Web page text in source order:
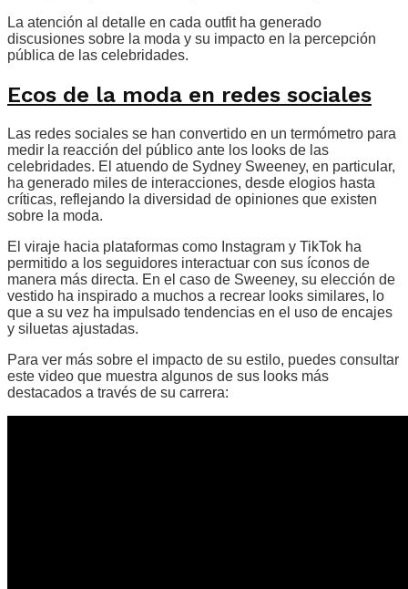
La atención al detalle en cada outfit ha generado
discusiones sobre la moda y su impacto en la percepción
pública de las celebridades.
Ecos de la moda en redes sociales
Las redes sociales se han convertido en un termómetro para
medir la reacción del público ante los looks de las
celebridades. El atuendo de Sydney Sweeney, en particular,
ha generado miles de interacciones, desde elogios hasta
críticas, reflejando la diversidad de opiniones que existen
sobre la moda.
El viraje hacia plataformas como Instagram y TikTok ha
permitido a los seguidores interactuar con sus íconos de
manera más directa. En el caso de Sweeney, su elección de
vestido ha inspirado a muchos a recrear looks similares, lo
que a su vez ha impulsado tendencias en el uso de encajes
y siluetas ajustadas.
Para ver más sobre el impacto de su estilo, puedes consultar
este video que muestra algunos de sus looks más
destacados a través de su carrera: